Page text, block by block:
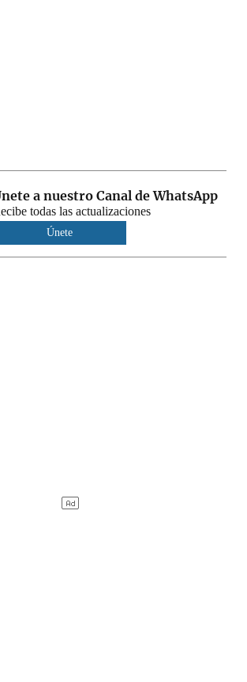
a nuestro Canal de WhatsApp
todas las actualizaciones
Únete